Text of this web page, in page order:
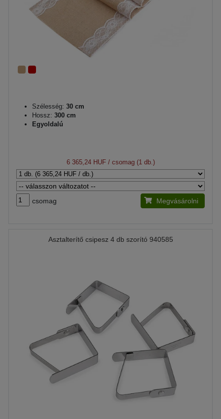
Szélesség: 30 cm
Hossz: 300 cm
Egyoldalú
6 365,24 HUF/ csomag (1 db.)
csomag Megvásárolni
Asztalterítő csipesz 4 db szorító 940585